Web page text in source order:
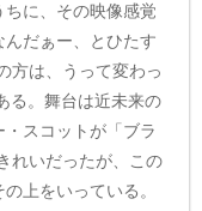
に、その映像感覚
だぁー、とひたす
方は、うって変わっ
る。舞台は近未来の
スコットが「ブラ
れいだったが、この
上をいっている。